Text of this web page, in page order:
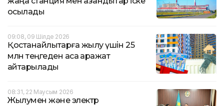
қосылады
09:08, 09 Шілде 2026
Қостанайлықтарға жылу үшін 25
млн теңгеден аса қаражат
қайтарылады
08:31, 22 Маусым 2026
Жылумен және электр